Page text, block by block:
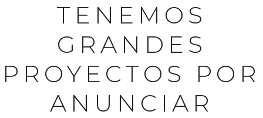
TENEMOS
GRANDES
PROYECTOS POR
ANUNCIAR